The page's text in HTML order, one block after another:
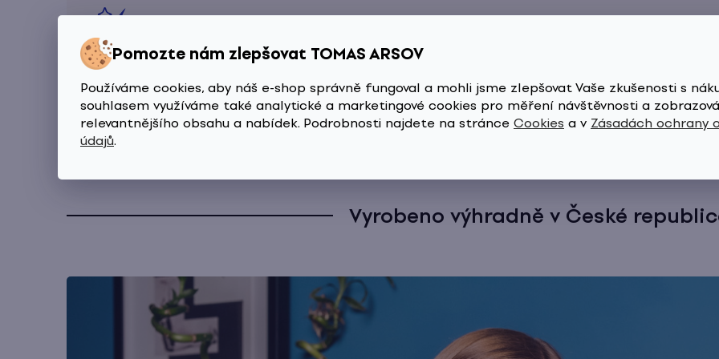
Pomozte nám zlepšovat TOMAS ARSOV
Používáme cookies, aby náš e-shop správně fungoval a mohli jsme zlepšovat Vaše zkušenosti s
souhlasem využíváme také analytické a marketingové cookies pro měření návštěvnosti a
relevantnějšího obsahu a nabídek. Podrobnosti najdete na stránce Cookies a v Zásadách ochrany
údajů.
Zdravá pokožka hlavy a méně vypadávání
Zklidňuje podráždění, reguluje tvorbu mazu a pomáhá předcházet nadměrnému padání vlasů.
Vyrobeno výhradně v České